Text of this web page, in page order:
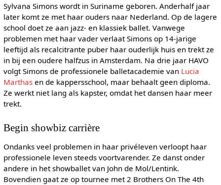
Sylvana Simons wordt in Suriname geboren. Anderhalf jaar
later komt ze met haar ouders naar Nederland. Op de lagere
school doet ze aan jazz- en klassiek ballet. Vanwege
problemen met haar vader verlaat Simons op 14-jarige
leeftijd als recalcitrante puber haar ouderlijk huis en trekt ze
in bij een oudere halfzus in Amsterdam. Na drie jaar HAVO
volgt Simons de professionele balletacademie van Lucia
Marthasen de kappersschool, maar behaalt geen diploma.
Ze werkt niet lang als kapster, omdat het dansen haar meer
trekt.
Begin showbiz carrière
Ondanks veel problemen in haar privéleven verloopt haar
professionele leven steeds voortvarender. Ze danst onder
andere in het showballet van John de Mol/Lentink.
Bovendien gaat ze op tournee met 2 Brothers On The 4th